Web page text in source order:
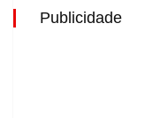
Publicidade